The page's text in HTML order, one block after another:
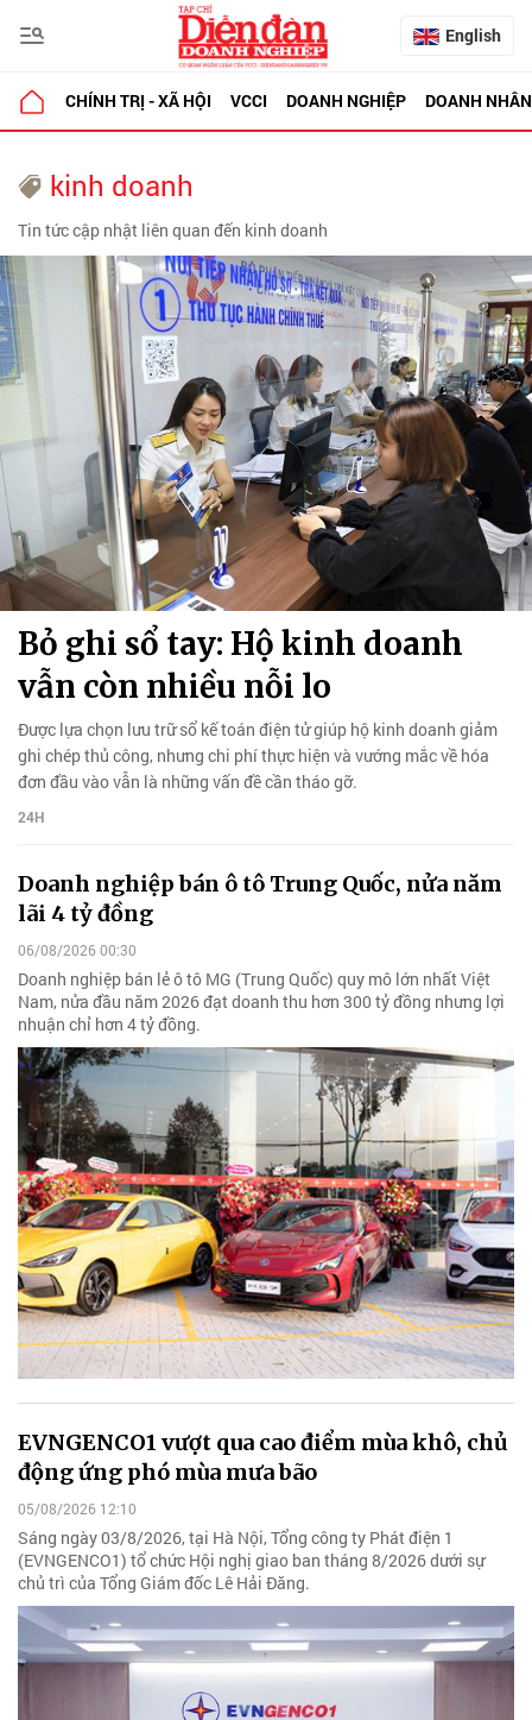
English
CHÍNH TRỊ - XÃ HỘI VCCI DOANH NGHIỆP DOANH NHÂN
kinh doanh
Tin tức cập nhật liên quan đến kinh doanh
Bỏ ghi sổ tay: Hộ kinh doanh
vẫn còn nhiều nỗi lo
Được lựa chọn lưu trữ sổ kế toán điện tử giúp hộ kinh doanh giảm
ghi chép thủ công, nhưng chi phí thực hiện và vướng mắc về hóa
đơn đầu vào vẫn là những vấn đề cần tháo gỡ.
24H
Doanh nghiệp bán ô tô Trung Quốc, nửa năm
lãi 4 tỷ đồng
06/08/2026 00:30
Doanh nghiệp bán lẻ ô tô MG (Trung Quốc) quy mô lớn nhất Việt
Nam, nửa đầu năm 2026 đạt doanh thu hơn 300 tỷ đồng nhưng lợi
nhuận chỉ hơn 4 tỷ đồng.
EVNGENCO1 vượt qua cao điểm mùa khô, chủ
động ứng phó mùa mưa bão
05/08/2026 12:10
Sáng ngày 03/8/2026, tại Hà Nội, Tổng công ty Phát điện 1
(EVNGENCO1) tổ chức Hội nghị giao ban tháng 8/2026 dưới sự
chủ trì của Tổng Giám đốc Lê Hải Đăng.